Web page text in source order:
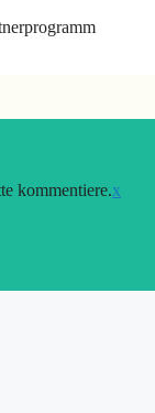
kommentiere.x